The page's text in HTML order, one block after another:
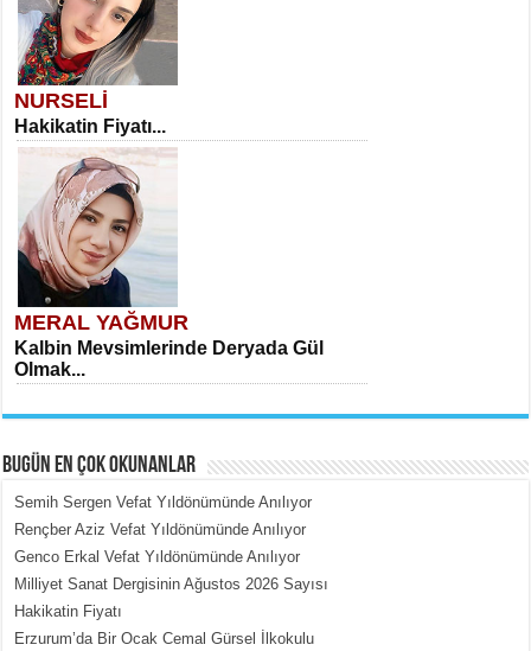
NURSELİ
Hakikatin Fiyatı...
MERAL YAĞMUR
Kalbin Mevsimlerinde Deryada Gül
Olmak...
MEHMET ÇOBAN
İçerdeki Put Dışardaki Maskeler...
BUGÜN EN ÇOK OKUNANLAR
Semih Sergen Vefat Yıldönümünde Anılıyor
Rençber Aziz Vefat Yıldönümünde Anılıyor
Genco Erkal Vefat Yıldönümünde Anılıyor
Milliyet Sanat Dergisinin Ağustos 2026 Sayısı
Hakikatin Fiyatı
Erzurum’da Bir Ocak Cemal Gürsel İlkokulu